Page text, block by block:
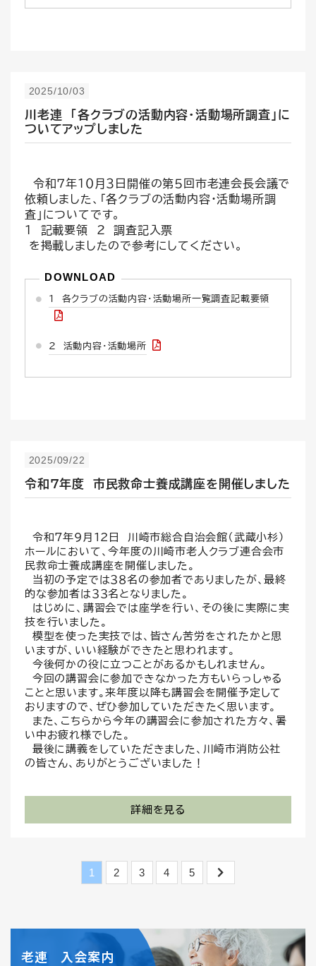
2025/10/03
川老連 「各クラブの活動内容・活動場所調査」に
ついてアップしました
令和７年１０月３日開催の第５回市老連会長会議で
依頼しました、「各クラブの活動内容・活動場所調
査」についてです。
１ 記載要領 2 調査記入票
を掲載しましたので参考にしてください。
1 各クラブの活動内容・活動場所一覧調査記載要領
２ 活動内容・活動場所
2025/09/22
令和7年度 市民救命士養成講座を開催しました
令和7年9月12日 川崎市総合自治会館（武蔵小杉）
ホールにおいて、今年度の川崎市老人クラブ連合会市
民救命士養成講座を開催しました。
当初の予定では３８名の参加者でありましたが、最終
的な参加者は３３名となりました。
はじめに、講習会では座学を行い、その後に実際に実
技を行いました。
模型を使った実技では、皆さん苦労をされたかと思
いますが、いい経験ができたと思われます。
今後何かの役に立つことがあるかもしれません。
今回の講習会に参加できなかった方もいらっしゃる
ことと思います。来年度以降も講習会を開催予定して
おりますので、ぜひ参加していただきたく思います。
また、こちらから今年の講習会に参加された方々、暑
い中お疲れ様でした。
最後に講義をしていただきました、川崎市消防公社
の皆さん、ありがとうございました！
詳細を見る
1 2 3 4 5
老連 入会案内